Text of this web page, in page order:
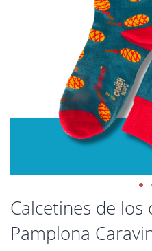
Calcetines de los
Pamplona
Saltar
al
comienzo
de